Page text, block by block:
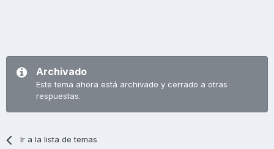
Archivado
Este tema ahora está archivado y cerrado a otras
respuestas.
Ir a la lista de temas